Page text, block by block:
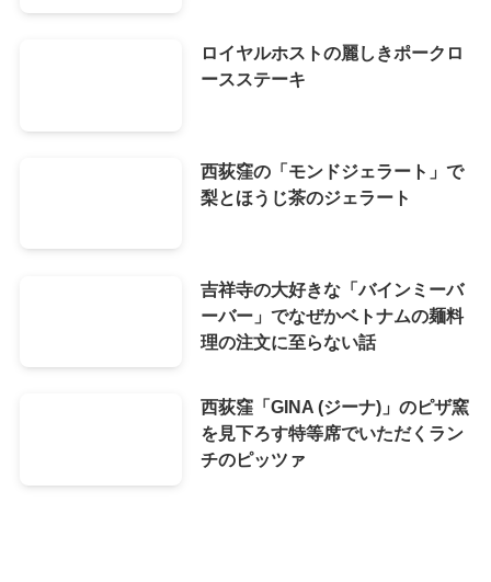
ロイヤルホストの麗しきポークロ
ースステーキ
西荻窪の「モンドジェラート」で
梨とほうじ茶のジェラート
吉祥寺の大好きな「バインミーバ
ーバー」でなぜかベトナムの麺料
理の注文に至らない話
西荻窪「GINA (ジーナ)」のピザ窯
を見下ろす特等席でいただくラン
チのピッツァ